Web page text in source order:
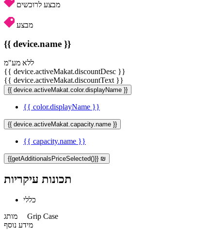
מבצע לרוכשים
מבצע
{{ device.name }}
ללא מע"מ
{{ device.activeMakat.discountDesc }}
{{ device.activeMakat.discountText }}
{{ device.activeMakat.color.displayName }}
{{ color.displayName }}
{{ device.activeMakat.capacity.name }}
{{ capacity.name }}
{{getAdditionalsPriceSelected()}} ₪
תכונות עיקריות
כללי
מותג Grip Case
מידע נוסף